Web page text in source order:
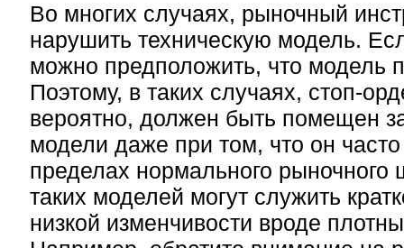
Во многих случаях, рыночный
нарушить техническую модель.
можно предположить, что модель
Поэтому, в таких случаях, стоп-
вероятно, должен быть помещен
модели даже при том, что он
пределах нормального
таких моделей могут служить
низкой изменчивости вроде